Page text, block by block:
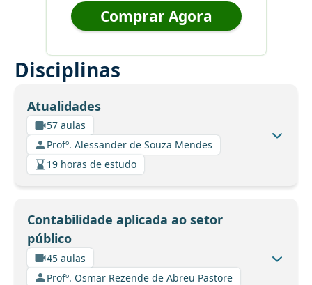
Comprar Agora
Disciplinas
Atualidades
57 aulas
Profº. Alessander de Souza Mendes
19 horas de estudo
Contabilidade aplicada ao setor
público
45 aulas
Profº. Osmar Rezende de Abreu Pastore